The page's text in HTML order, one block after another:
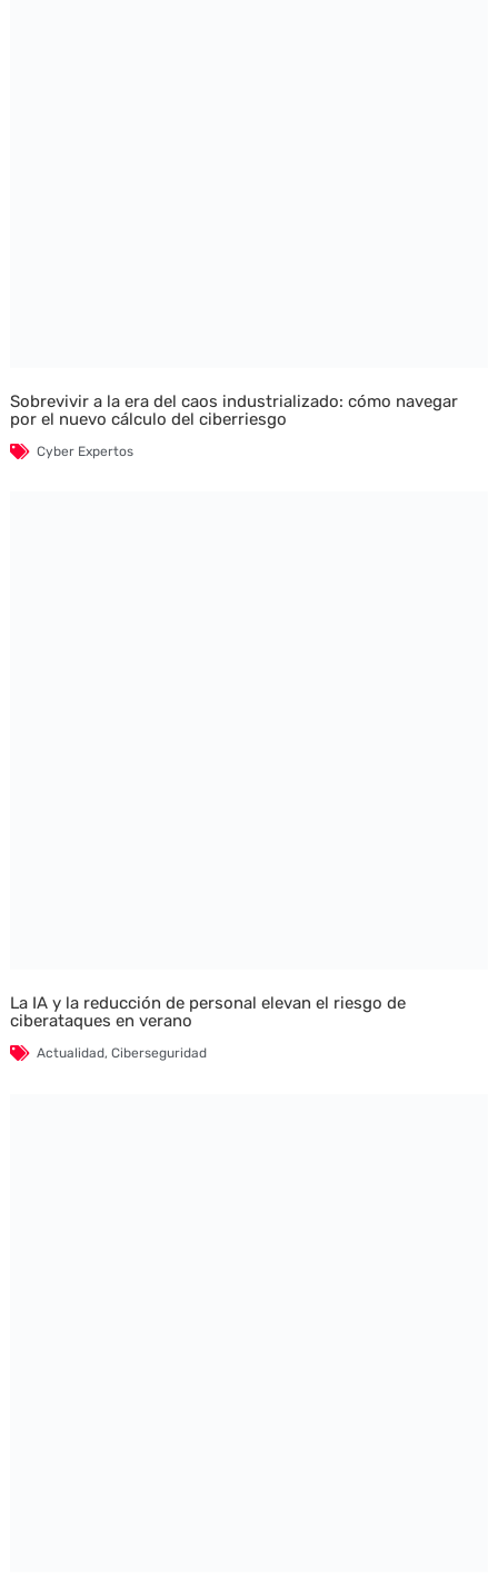
Sobrevivir a la era del caos industrializado: cómo navegar
por el nuevo cálculo del ciberriesgo
Cyber Expertos
La IA y la reducción de personal elevan el riesgo de
ciberataques en verano
Actualidad, Ciberseguridad